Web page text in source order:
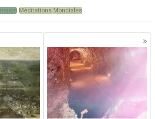
Méditations Mondiales